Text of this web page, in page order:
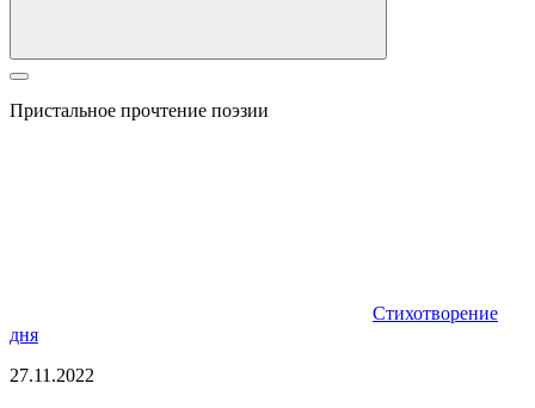
Пристальное прочтение поэзии
Стихотворение
дня
27.11.2022